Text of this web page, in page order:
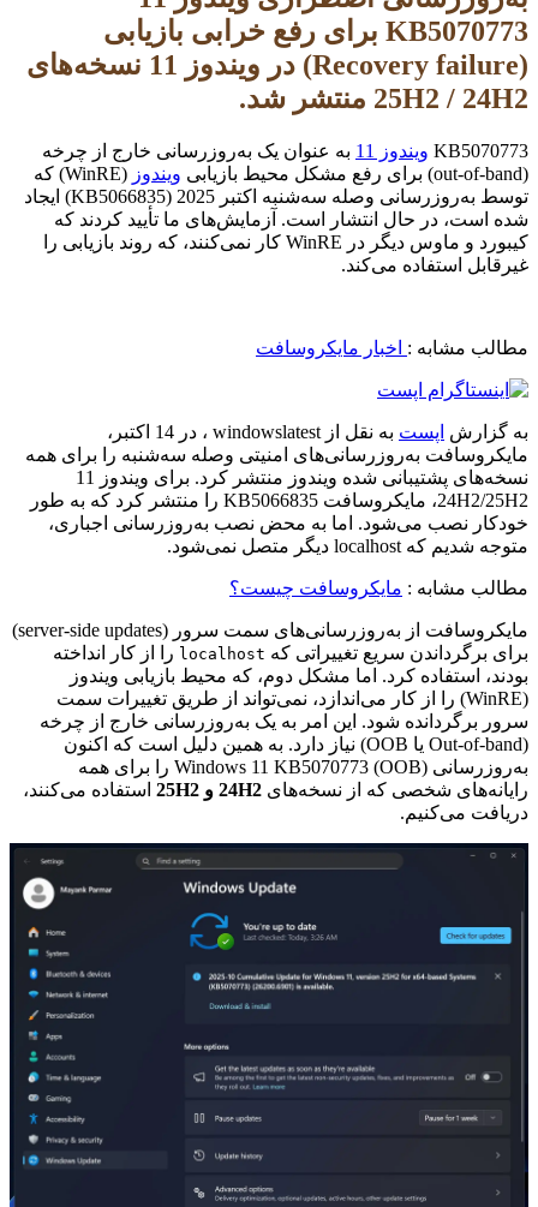
KB5070773 برای رفع خرابی بازیابی
(Recovery failure) در ویندوز 11 نسخه‌های
25H2 / 24H2 منتشر شد.
KB5070773 ویندوز 11
به عنوان یک به‌روزرسانی خارج از چرخه
(out-of-band) برای رفع مشکل محیط بازیابی
ویندوز
(WinRE) که
توسط به‌روزرسانی وصله سه‌شنبه اکتبر 2025 (KB5066835) ایجاد
شده است، در حال انتشار است. آزمایش‌های ما تأیید کردند که
کیبورد و ماوس دیگر در WinRE کار نمی‌کنند، که روند بازیابی را
غیرقابل استفاده می‌کند.
مطالب مشابه : اخبار مایکروسافت
به گزارش اپست
به نقل از windowslatest ، در 14 اکتبر،
مایکروسافت به‌روزرسانی‌های امنیتی وصله سه‌شنبه را برای همه
نسخه‌های پشتیبانی شده ویندوز منتشر کرد. برای ویندوز 11
24H2/25H2، مایکروسافت KB5066835 را منتشر کرد که به طور
خودکار نصب می‌شود. اما به محض نصب به‌روزرسانی اجباری،
متوجه شدیم که localhost دیگر متصل نمی‌شود.
مطالب مشابه : مایکروسافت چیست؟
مایکروسافت از به‌روزرسانی‌های سمت سرور (server-side updates)
برای برگرداندن سریع تغییراتی که localhost را از کار انداخته
بودند، استفاده کرد. اما مشکل دوم، که محیط بازیابی ویندوز
(WinRE) را از کار می‌اندازد، نمی‌تواند از طریق تغییرات سمت
سرور برگردانده شود. این امر به یک به‌روزرسانی خارج از چرخه
(Out-of-band یا OOB) نیاز دارد. به همین دلیل است که اکنون
به‌روزرسانی Windows 11 KB5070773 (OOB) را برای همه
رایانه‌های شخصی که از نسخه‌های 24H2 و 25H2
استفاده می‌کنند،
دریافت می‌کنیم.